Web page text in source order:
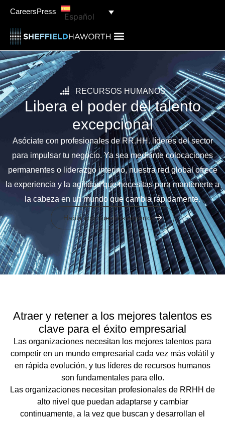
CareersPress
Español
RECURSOS HUMANOS
Libera el poder del talento
excepcional
Asóciate con profesionales de RR.HH. líderes del sector
para impulsar tu negocio. Ya sea mediante colocaciones
permanentes o liderazgo interino, nuestra red global ofrece
la experiencia y la agilidad que necesitas para mantenerte a
la cabeza en un mundo que cambia rápidamente.
Habla con nuestros expertos
Atraer y retener a los mejores talentos es
clave para el éxito empresarial
Las organizaciones necesitan los mejores talentos para
competir en un mundo empresarial cada vez más volátil y
en rápida evolución, y tus líderes de recursos humanos
son fundamentales para ello.
Las organizaciones necesitan profesionales de RRHH de
alto nivel que puedan adaptarse y cambiar
continuamente, a la vez que buscan y desarrollan el